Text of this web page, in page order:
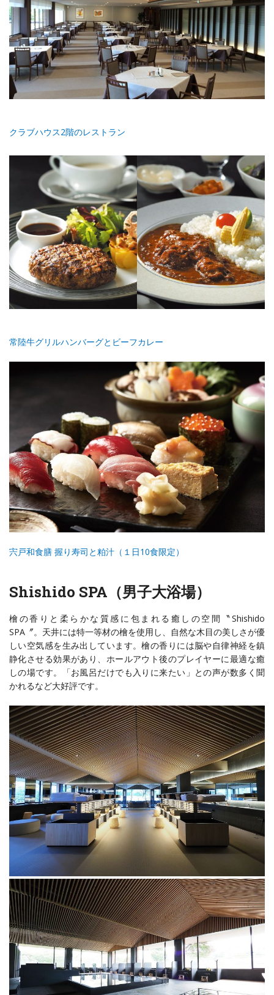
クラブハウス2階のレストラン
常陸牛グリルハンバーグとビーフカレー
宍戸和食膳 握り寿司と粕汁（１日10食限定）
Shishido SPA（男子大浴場）
檜の香りと柔らかな質感に包まれる癒しの空間〝Shishido
SPA〞。天井には特一等材の檜を使用し、自然な木目の美しさが優
しい空気感を生み出しています。檜の香りには脳や自律神経を鎮
静化させる効果があり、ホールアウト後のプレイヤーに最適な癒
しの場です。「お風呂だけでも入りに来たい」との声が数多く聞
かれるなど大好評です。